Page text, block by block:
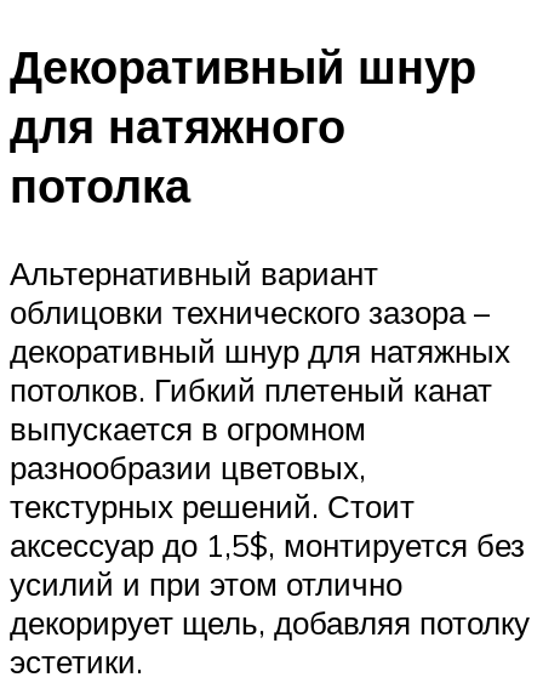
Декоративный шнур
для натяжного
потолка
Альтернативный вариант
облицовки технического зазора –
декоративный шнур для натяжных
потолков. Гибкий плетеный канат
выпускается в огромном
разнообразии цветовых,
текстурных решений. Стоит
аксессуар до 1,5$, монтируется без
усилий и при этом отлично
декорирует щель, добавляя потолку
эстетики.